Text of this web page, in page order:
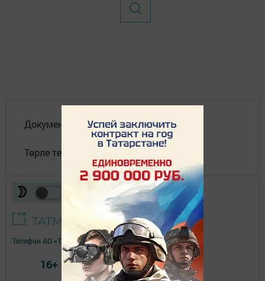
Документлар
Төрле темалар
Телефон АО «ТАТМЕДИА»:(843) 222 09 84
16+